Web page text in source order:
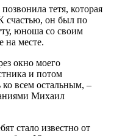
тетя, которая
счастью, он был по
юноша со своим
на месте.
окно моего
и потом
всем остальным, –
Михаил
стало известно от